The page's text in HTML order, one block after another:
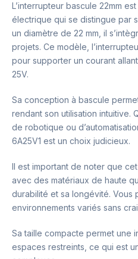
L’interrupteur bascule 22mm
électrique qui se distingue par
un diamètre de 22 mm, il
projets. Ce modèle,
pour supporter un courant
25V.
Sa conception à bascule
rendant son utilisation intuitive.
de robotique ou
6A25V1 est un choix judicieux.
Il est important de noter que
avec des matériaux de haute
durabilité et sa longévité. Vous
environnements variés sans
Sa taille compacte permet une
espaces restreints, ce qui est